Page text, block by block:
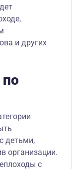
и других
детьми,
организации.
с